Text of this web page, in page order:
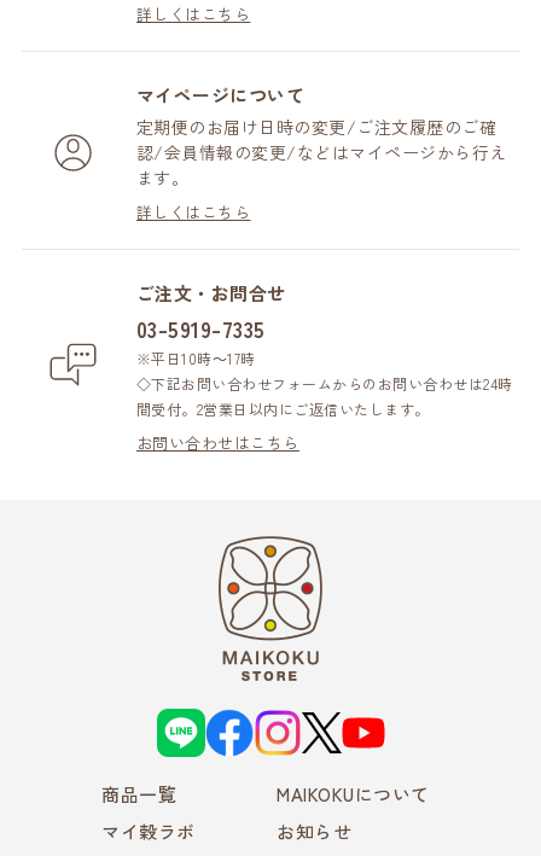
詳しくはこちら
マイページについて
定期便のお届け日時の変更/ご注文履歴のご確
認/会員情報の変更/などはマイページから行え
ます。
詳しくはこちら
ご注文・お問合せ
03-5919-7335
※平日10時～17時
◇下記お問い合わせフォームからのお問い合わせは24時
間受付。2営業日以内にご返信いたします。
お問い合わせはこちら
L
N
f
a
c
i
n
s
X
Y
o
u
u
e
商品一覧
MAIKOKUについて
マイ穀ラボ
お知らせ